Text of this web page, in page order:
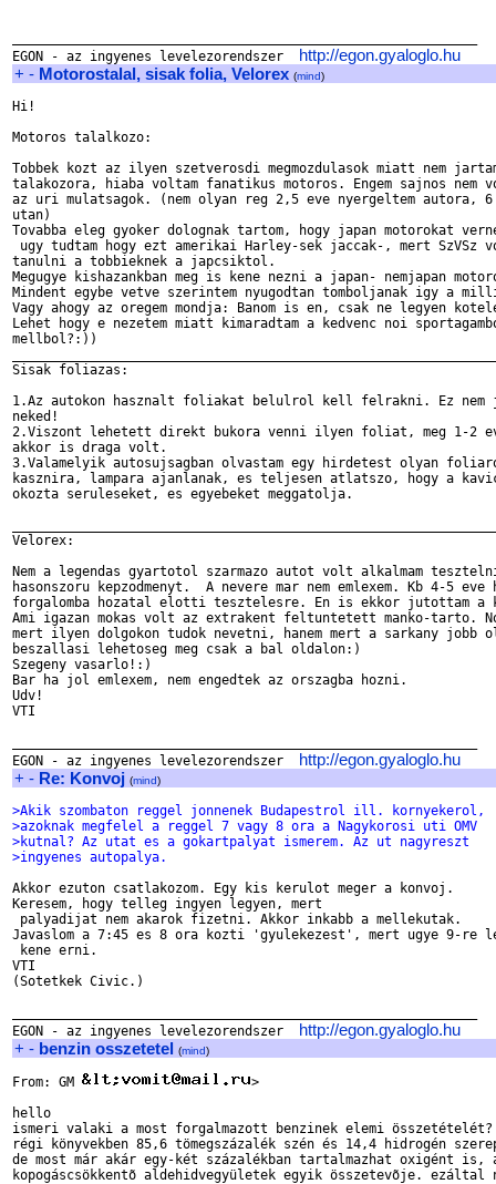
EGON - az ingyenes levelezorendszer http://egon.gyaloglo.hu
+ - Motorostalal, sisak folia, Velorex (mind)
Hi!
Motoros talalkozo:
Tobbek kozt az ilyen szetverosdi megmozdulasok miatt nem
talakozora, hiaba voltam fanatikus motoros. Engem sajnos nem
az uri mulatsagok. (nem olyan reg 2,5 eve nyergeltem autora,
utan)
Tovabba eleg gyoker dolognak tartom, hogy japan motorokat
ugy tudtam hogy ezt amerikai Harley-sek jaccak-, mert SzVSz
tanulni a tobbieknek a japcsiktol.
Megugye kishazankban meg is kene nezni a japan- nemjapan
Mindent egybe vetve szerintem nyugodtan tomboljanak igy a
Vagy ahogy az oregem mondja: Banom is en, csak ne legyen
Lehet hogy e nezetem miatt kimaradtam a kedvenc noi
mellbol?:))
Sisak foliazas:
1.Az autokon hasznalt foliakat belulrol kell felrakni. Ez nem
neked!
2.Viszont lehetett direkt bukora venni ilyen foliat, meg 1-2
akkor is draga volt.
3.Valamelyik autosujsagban olvastam egy hirdetest olyan
kasznira, lampara ajanlanak, es teljesen atlatszo, hogy a
okozta seruleseket, es egyebeket meggatolja.
Velorex:
Nem a legendas gyartotol szarmazo autot volt alkalmam
hasonszoru kepzodmenyt.  A nevere mar nem emlexem. Kb 4-5
forgalomba hozatal elotti tesztelesre. En is ekkor jutottam a
Ami igazan mokas volt az extrakent feltuntetett manko-tarto.
mert ilyen dolgokon tudok nevetni, hanem mert a sarkany
beszallasi lehetoseg meg csak a bal oldalon:)
Szegeny vasarlo!:)
Bar ha jol emlexem, nem engedtek az orszagba hozni.
Udv!
VTI
EGON - az ingyenes levelezorendszer http://egon.gyaloglo.hu
+ - Re: Konvoj (mind)
>Akik szombaton reggel jonnenek Budapestrol ill. kornyekerol,
>azoknak megfelel a reggel 7 vagy 8 ora a Nagykorosi uti OMV
>kutnal? Az utat es a gokartpalyat ismerem. Az ut nagyreszt
>ingyenes autopalya.
Akkor ezuton csatlakozom. Egy kis kerulot meger a konvoj.
Keresem, hogy telleg ingyen legyen, mert
palyadijat nem akarok fizetni. Akkor inkabb a mellekutak.
Javaslom a 7:45 es 8 ora kozti 'gyulekezest', mert ugye 9-re
kene erni.
VTI
(Sotetkek Civic.)
EGON - az ingyenes levelezorendszer http://egon.gyaloglo.hu
+ - benzin osszetetel (mind)
From: GM
>
hello
ismeri valaki a most forgalmazott benzinek elemi összetételét?
régi könyvekben 85,6 tömegszázalék szén és 14,4 hidrogén
de most már akár egy-két százalékban tartalmazhat oxigént is,
kopogáscsökkentõ aldehidvegyületek egyik összetevõje. ezáltal